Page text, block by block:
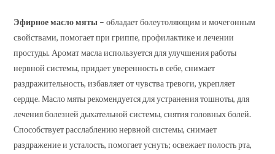
Эфирное масло мяты – обладает болеутоляющим и мочегонным
свойствами, помогает при гриппе, профилактике и лечении
простуды. Аромат масла используется для улучшения работы
нервной системы, придает уверенность в себе, снимает
раздражительность, избавляет от чувства тревоги, укрепляет
сердце. Масло мяты рекомендуется для устранения тошноты, для
лечения болезней дыхательной системы, снятия головных болей.
Способствует расслаблению нервной системы, снимает
раздражение и усталость, помогает уснуть; освежает полость рта,